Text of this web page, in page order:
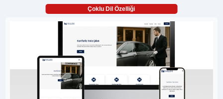
Çoklu Dil Özelliği